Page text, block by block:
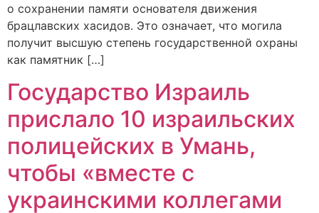
о сохранении памяти основателя движения
брацлавских хасидов. Это означает, что могила
получит высшую степень государственной охраны
как памятник […]
Государство Израиль
прислало 10 израильских
полицейских в Умань,
чтобы «вместе с
украинскими коллегами